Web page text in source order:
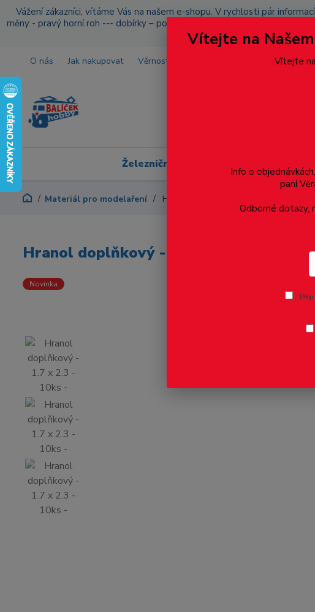
Vážení zákazníci, vítáme Vás na našem e-shopu. V rychlosti pár
měny - pravý horní roh --- dobírky – pokud si z nějakého důvodu zásilku
O nás Jak nakupovat Věrnostní program Doprava a platba
Železniční modelářství
Materiál pro modelaření Hranol doplňkový - 1.7 x 2.3 - 10ks -
Hranol doplňkový - 1.7 x 2.3 - 10ks -
Novinka
Vítejte na
Vítejte
Info o
paní
Odborné dotazy,